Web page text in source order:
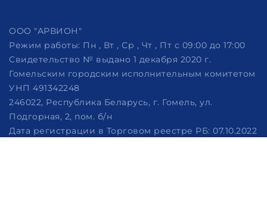
ООО "АРВИОН"
Режим работы: Пн , Вт , Ср , Чт , Пт c 09:00 до 17:00
Свидетельство № выдано 1 декабря 2020 г.
Гомельским городским исполнительным комитетом
УНП 491342248
246022, Республика Беларусь, г. Гомель, ул.
Подгорная, 2, пом. б/н
Дата регистрации в Торговом реестре РБ: 07.10.2022